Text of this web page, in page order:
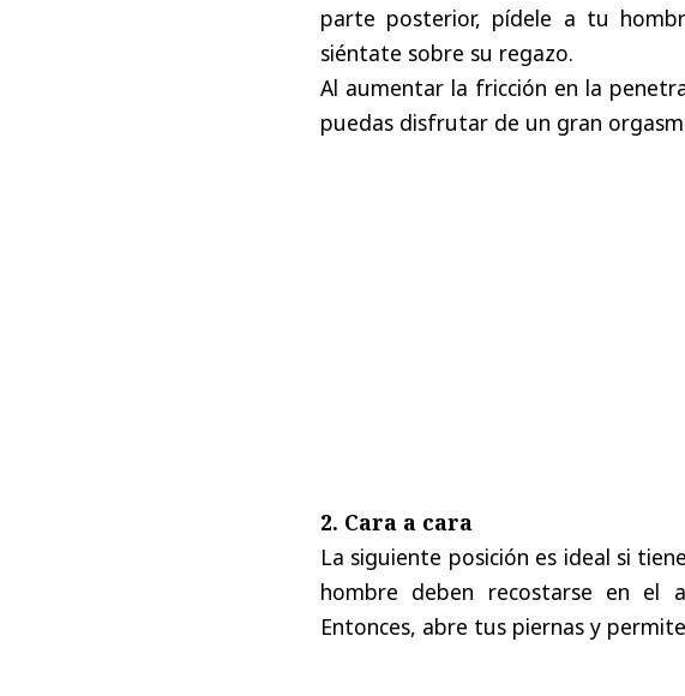
parte posterior, pídele a tu
siéntate sobre su regazo.
Al aumentar la fricción en la
puedas disfrutar de un gran
2. Cara a cara
La siguiente posición es ideal si
hombre deben recostarse en el
Entonces, abre tus piernas y